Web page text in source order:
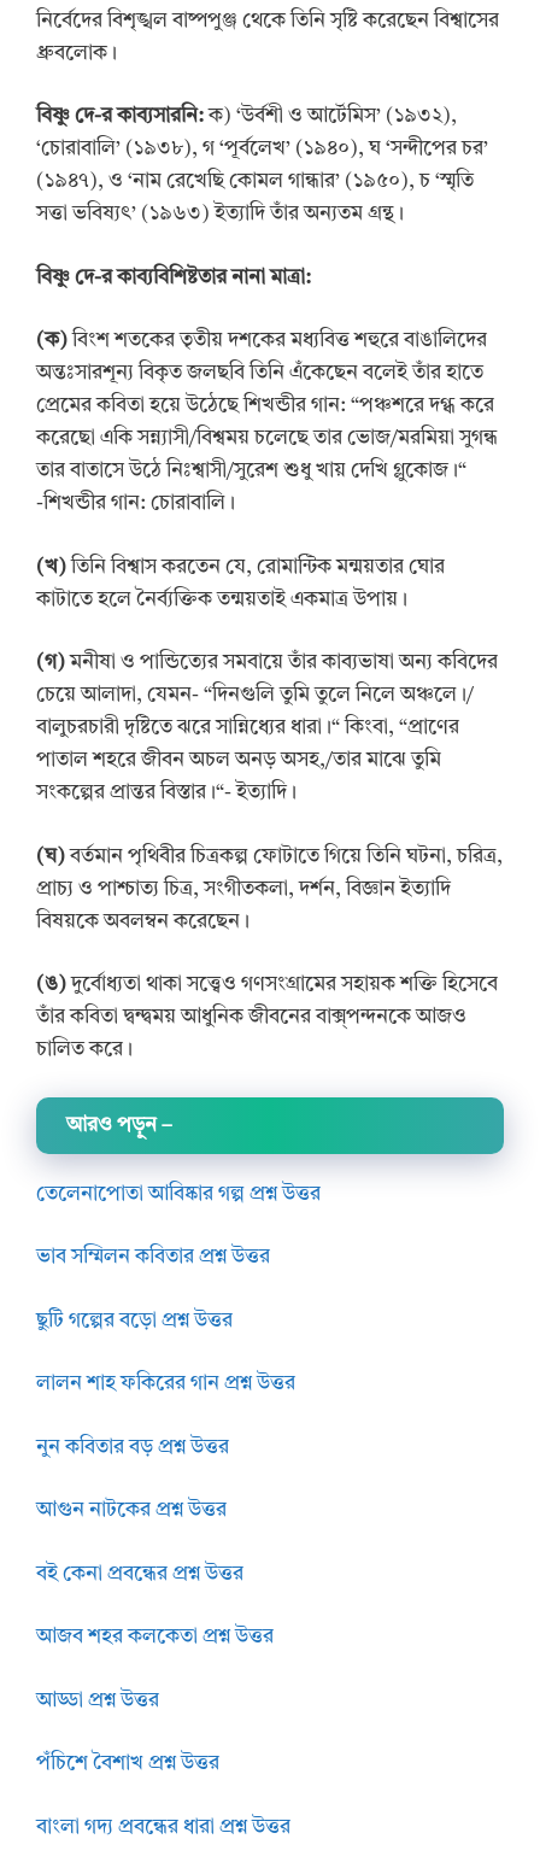
নির্বেদের বিশৃঙ্খল বাষ্পপুঞ্জ থেকে তিনি সৃষ্টি করেছেন বিশ্বাসের
ধ্রুবলোক।
বিষ্ণু দে-র কাব্যসারনি:ক) ‘উর্বশী ও আর্টেমিস’ (১৯৩২),
‘চোরাবালি’ (১৯৩৮), গ ‘পূর্বলেখ’ (১৯৪০), ঘ ‘সন্দীপের চর’
(১৯৪৭), ও ‘নাম রেখেছি কোমল গান্ধার’ (১৯৫০), চ ‘স্মৃতি
সত্তা ভবিষ্যৎ’ (১৯৬৩) ইত্যাদি তাঁর অন্যতম গ্রন্থ।
বিষ্ণু দে-র কাব্যবিশিষ্টতার নানা মাত্রা:
(ক)বিংশ শতকের তৃতীয় দশকের মধ্যবিত্ত শহুরে বাঙালিদের
অন্তঃসারশূন্য বিকৃত জলছবি তিনি এঁকেছেন বলেই তাঁর হাতে
প্রেমের কবিতা হয়ে উঠেছে শিখন্ডীর গান: “পঞ্চশরে দগ্ধ করে
করেছো একি সন্ন্যাসী/বিশ্বময় চলেছে তার ভোজ/মরমিয়া সুগন্ধ
তার বাতাসে উঠে নিঃশ্বাসী/সুরেশ শুধু খায় দেখি গ্লুকোজ।“
-শিখন্ডীর গান: চোরাবালি।
(খ)তিনি বিশ্বাস করতেন যে, রোমান্টিক মন্ময়তার ঘোর
কাটাতে হলে নৈর্ব্যক্তিক তন্ময়তাই একমাত্র উপায়।
(গ)মনীষা ও পান্ডিত্যের সমবায়ে তাঁর কাব্যভাষা অন্য কবিদের
চেয়ে আলাদা, যেমন- “দিনগুলি তুমি তুলে নিলে অঞ্চলে।/
বালুচরচারী দৃষ্টিতে ঝরে সান্নিধ্যের ধারা।“ কিংবা, “প্রাণের
পাতাল শহরে জীবন অচল অনড় অসহ,/তার মাঝে তুমি
সংকল্পের প্রান্তর বিস্তার।“- ইত্যাদি।
(ঘ)বর্তমান পৃথিবীর চিত্রকল্প ফোটাতে গিয়ে তিনি ঘটনা, চরিত্র,
প্রাচ্য ও পাশ্চাত্য চিত্র, সংগীতকলা, দর্শন, বিজ্ঞান ইত্যাদি
বিষয়কে অবলম্বন করেছেন।
(ঙ)দুর্বোধ্যতা থাকা সত্ত্বেও গণসংগ্রামের সহায়ক শক্তি হিসেবে
তাঁর কবিতা দ্বন্দ্বময় আধুনিক জীবনের বাক্স্পন্দনকে আজও
চালিত করে।
আরও পড়ুন–
তেলেনাপোতা আবিষ্কার গল্প প্রশ্ন উত্তর
ভাব সম্মিলন কবিতার প্রশ্ন উত্তর
ছুটি গল্পের বড়ো প্রশ্ন উত্তর
লালন শাহ ফকিরের গান প্রশ্ন উত্তর
নুন কবিতার বড় প্রশ্ন উত্তর
আগুন নাটকের প্রশ্ন উত্তর
বই কেনা প্রবন্ধের প্রশ্ন উত্তর
আজব শহর কলকেতা প্রশ্ন উত্তর
আড্ডা প্রশ্ন উত্তর
পঁচিশে বৈশাখ প্রশ্ন উত্তর
বাংলা গদ্য প্রবন্ধের ধারা প্রশ্ন উত্তর